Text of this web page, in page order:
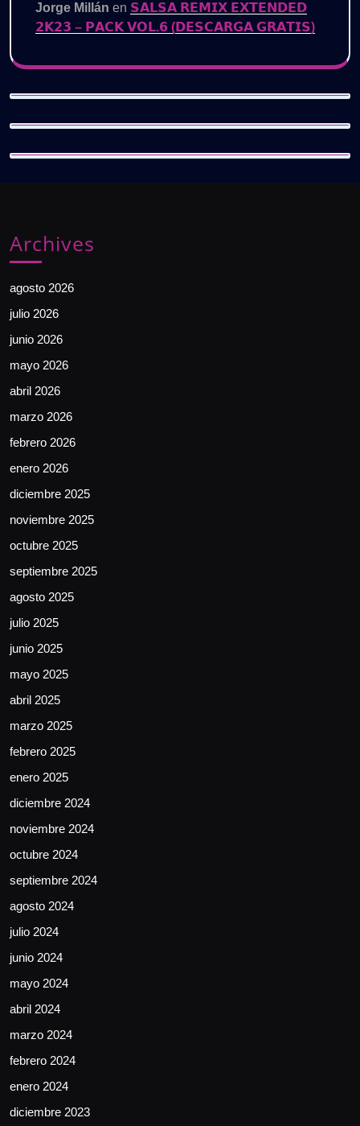
Jorge Millán en 𝗦𝗔𝗟𝗦𝗔 𝗥𝗘𝗠𝗜𝗫 𝗘𝗫𝗧𝗘𝗡𝗗𝗘𝗗
𝟮𝗞𝟮𝟯 – 𝗣𝗔𝗖𝗞 𝗩𝗢𝗟.𝟲 (𝗗𝗘𝗦𝗖𝗔𝗥𝗚𝗔 𝗚𝗥𝗔𝗧𝗜𝗦)
Archives
agosto 2026
julio 2026
junio 2026
mayo 2026
abril 2026
marzo 2026
febrero 2026
enero 2026
diciembre 2025
noviembre 2025
octubre 2025
septiembre 2025
agosto 2025
julio 2025
junio 2025
mayo 2025
abril 2025
marzo 2025
febrero 2025
enero 2025
diciembre 2024
noviembre 2024
octubre 2024
septiembre 2024
agosto 2024
julio 2024
junio 2024
mayo 2024
abril 2024
marzo 2024
febrero 2024
enero 2024
diciembre 2023